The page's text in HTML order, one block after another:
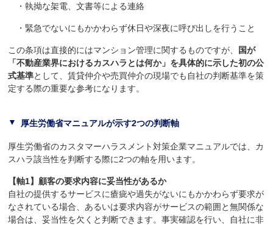
・執拗な架電、文書等による連絡
・緊急でないにもかかわらず休日や深夜に呼び出しを行うこと
この条項は直接的にはマンション管理に関するものですが、 国が
「不動産業界におけるカスハラとは何か」を具体的に示した初の公
式基準として、賃貸仲介や売買仲介の現場でも自社の判断基準を策
定する際の重要な参考になります。
厚生労働省マニュアルが示す2つの判断軸
厚生労働省のカスタマーハラスメント対策企業マニュアルでは、カ
スハラ該当性を判断する際に2つの軸を用います。
【軸1】顧客の要求内容に妥当性があるか
自社の提供するサービスに瘡疵や過失がないにもかかわらず要求が
なされている場合、あるいは要求内容がサービスの範囲と無関係な
場合は、妥当性を欠くと判断できます。事実確認を行い、自社に非